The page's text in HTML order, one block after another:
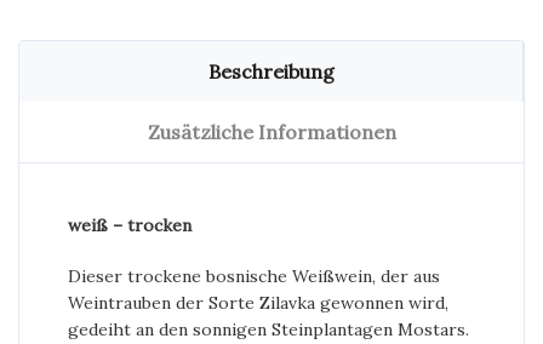
Beschreibung
Zusätzliche Informationen
weiß – trocken
Dieser trockene bosnische Weißwein, der aus
Weintrauben der Sorte Zilavka gewonnen wird,
gedeiht an den sonnigen Steinplantagen Mostars.